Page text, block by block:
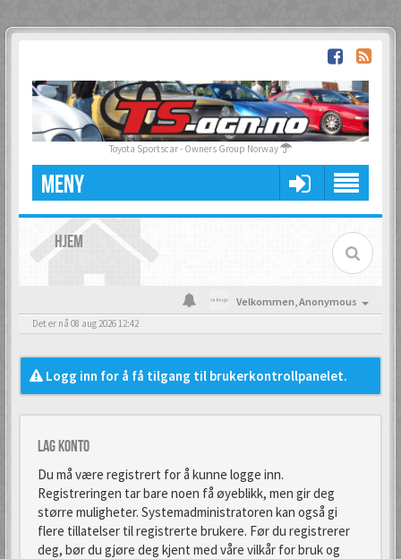
Toyota Sportscar - Owners Group Norway
MENY
HJEM
Velkommen,Anonymous
Det er nå 08 aug 2026 12:42
Logg inn for å få tilgang til brukerkontrollpanelet.
Lag konto
Du må være registrert for å kunne logge inn.
Registreringen tar bare noen få øyeblikk, men gir deg
større muligheter. Systemadministratoren kan også gi
flere tillatelser til registrerte brukere. Før du registrerer
deg, bør du gjøre deg kjent med våre vilkår for bruk og